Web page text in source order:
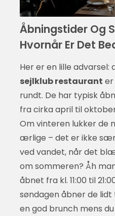
Åbningstider Og
Hvornår Er Det
Her er en lille advarsel:
sejlklub restaurant er
rundt. De har typisk
fra cirka april til
Om vinteren lukker de
ærlige – det er ikke
ved vandet, når det
om sommeren? Åh
åbnet fra kl. 11:00 til
søndagen åbner de lidt
en god brunch mens